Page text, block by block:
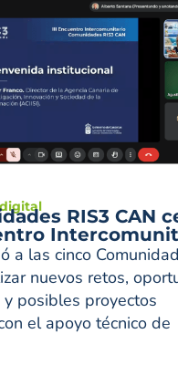
RIS3 CAN
a las cinco
nuevos retos,
posibles proyectos
el apoyo técnico de